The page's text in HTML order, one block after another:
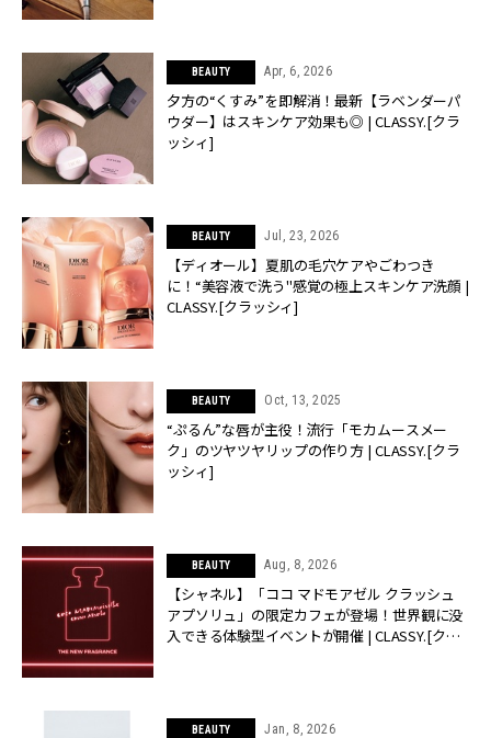
BEAUTY Apr, 6, 2026
夕方の“くすみ”を即解消！最新【ラベンダーパ
ウダー】はスキンケア効果も◎ | CLASSY.[クラ
ッシィ]
BEAUTY Jul, 23, 2026
【ディオール】夏肌の毛穴ケアやごわつき
に！“美容液で洗う"感覚の極上スキンケア洗顔 |
CLASSY.[クラッシィ]
BEAUTY Oct, 13, 2025
“ぷるん”な唇が主役！流行「モカムースメー
ク」のツヤツヤリップの作り方 | CLASSY.[クラ
ッシィ]
BEAUTY Aug, 8, 2026
【シャネル】「ココ マドモアゼル クラッシュ
アプソリュ」の限定カフェが登場！世界観に没
入できる体験型イベントが開催 | CLASSY.[クラ
BEAUTY Jan, 8, 2026